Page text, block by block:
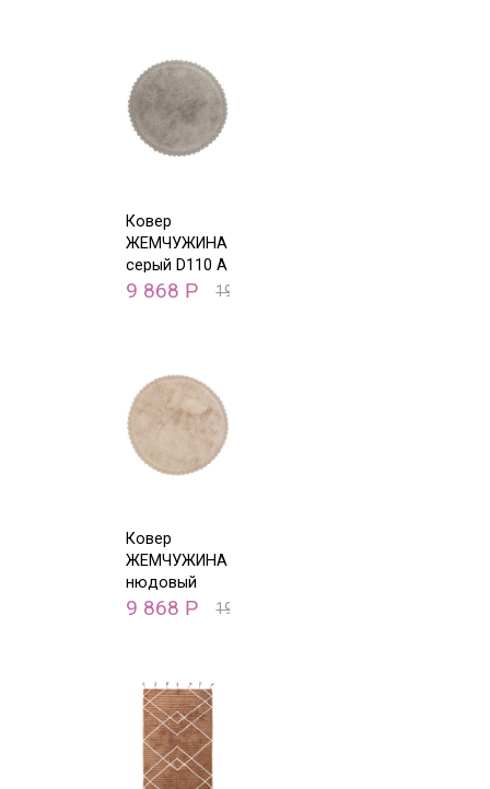
Ковер
ЖЕМЧУЖИНА
серый D110 A
9 868 Р 19 735
Ковер
ЖЕМЧУЖИНА
нюдовый
D110 A
9 868 Р 19 735